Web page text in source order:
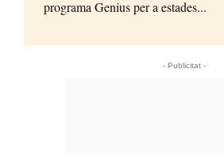
programa Genius per a estades...
- Publicitat -